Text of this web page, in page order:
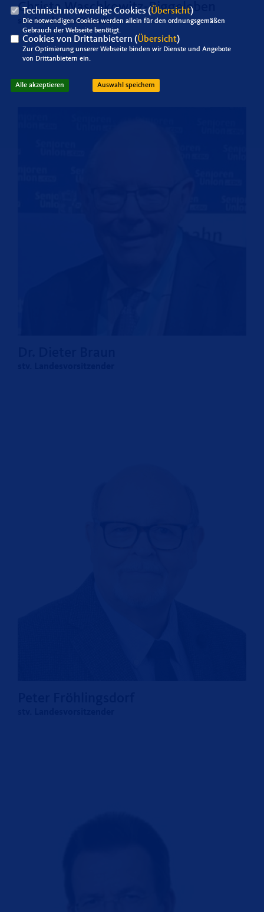
Christa Waschkowitz-Biggeleben
stv. Landesvorsitzende
Technisch notwendige Cookies (Übersicht)
Die notwendigen Cookies werden allein für den ordnungsgemäßen
Gebrauch der Webseite benötigt.
Cookies von Drittanbietern (Übersicht)
Zur Optimierung unserer Webseite binden wir Dienste und Angebote
von Drittanbietern ein.
Alle akzeptieren Auswahl speichern